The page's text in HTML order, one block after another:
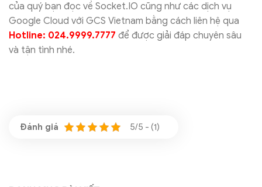
của quý bạn đọc về Socket.IO cũng như các dịch vụ
Google Cloud với GCS Vietnam bằng cách liên hệ qua
Hotline: 024.9999.7777 để được giải đáp chuyên sâu
và tận tình nhé.
5/5 - (1)